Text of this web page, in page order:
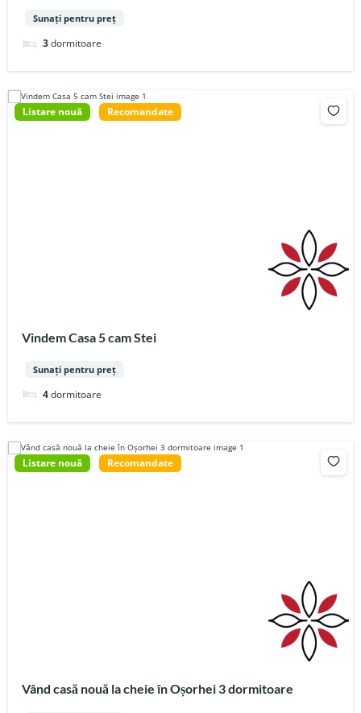
Sunați pentru preț
3dormitoare
Listare nouă Recomandate
Vindem Casa 5 cam Stei
Sunați pentru preț
4dormitoare
Listare nouă Recomandate
Vând casă nouă la cheie în Oșorhei 3 dormitoare